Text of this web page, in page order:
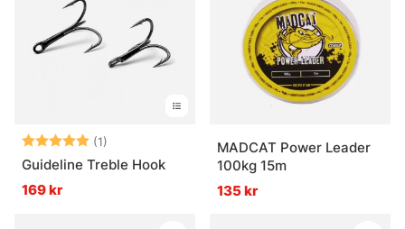
» Flugbindningsmaterial » Tafsar
Vanliga frågor om krok och småplock
Vad är krok och småplock?
Vad används tafsar till?
Betyg: (1)
5.0 utav 5 stjärnor
Guideline Treble Hook
169 kr
MADCAT Power Leader
100kg 15m
135 kr